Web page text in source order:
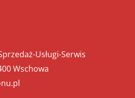
Usługi-Serwis
Wschowa